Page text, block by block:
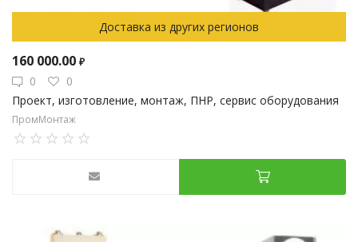
Доставка из других регионов
160 000.00 ₽
0
0
Проект, изготовление, монтаж, ПНР, сервис оборудования
ПромМонтаж